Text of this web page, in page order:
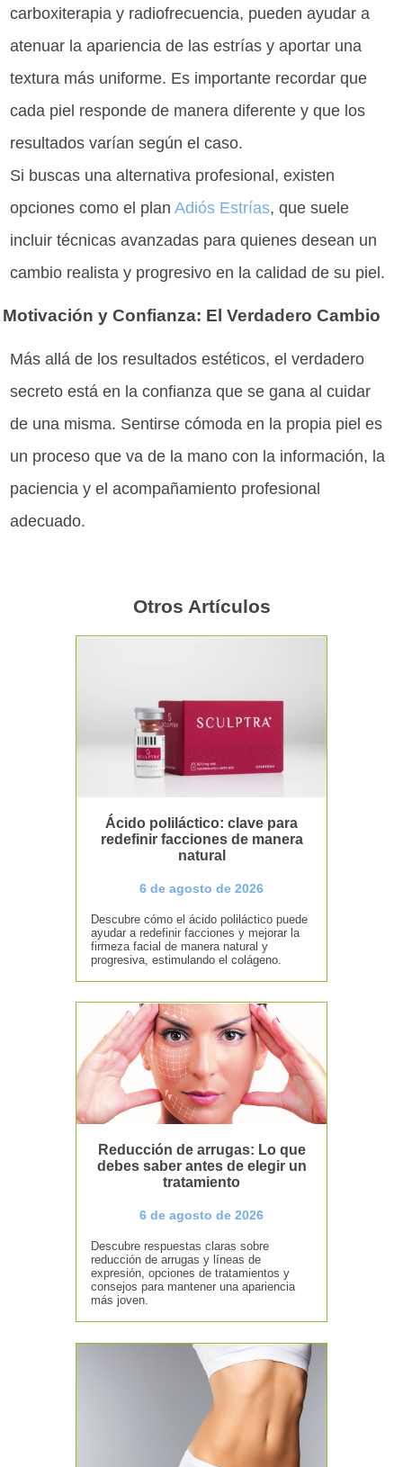
carboxiterapia y radiofrecuencia, pueden ayudar a
atenuar la apariencia de las estrías y aportar una
textura más uniforme. Es importante recordar que
cada piel responde de manera diferente y que los
resultados varían según el caso.
Si buscas una alternativa profesional, existen
opciones como el planAdiós Estrías, que suele
incluir técnicas avanzadas para quienes desean un
cambio realista y progresivo en la calidad de su piel.
Motivación y Confianza: El Verdadero Cambio
Más allá de los resultados estéticos, el verdadero
secreto está en la confianza que se gana al cuidar
de una misma. Sentirse cómoda en la propia piel es
un proceso que va de la mano con la información, la
paciencia y el acompañamiento profesional
adecuado.
Otros Artículos
Ácido poliláctico: clave para
redefinir facciones de manera
natural
6 de agosto de 2026
Descubre cómo el ácido poliláctico puede
ayudar a redefinir facciones y mejorar la
firmeza facial de manera natural y
progresiva, estimulando el colágeno.
Reducción de arrugas: Lo que
debes saber antes de elegir un
tratamiento
6 de agosto de 2026
Descubre respuestas claras sobre
reducción de arrugas y líneas de
expresión, opciones de tratamientos y
consejos para mantener una apariencia
más joven.